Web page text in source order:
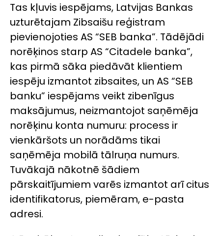
Tas kļuvis iespējams, Latvijas Bankas
uzturētajam Zibsaišu reģistram
pievienojoties AS “SEB banka”. Tādējādi
norēķinos starp AS “Citadele banka”,
kas pirmā sāka piedāvāt klientiem
iespēju izmantot zibsaites, un AS “SEB
banku” iespējams veikt zibenīgus
maksājumus, neizmantojot saņēmēja
norēķinu konta numuru: process ir
vienkāršots un norādāms tikai
saņēmēja mobilā tālruņa numurs.
Tuvākajā nākotnē šādiem
pārskaitījumiem varēs izmantot arī citus
identifikatorus, piemēram, e-pasta
adresi.